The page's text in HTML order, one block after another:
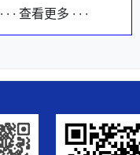
· · · 查看更多 · · ·